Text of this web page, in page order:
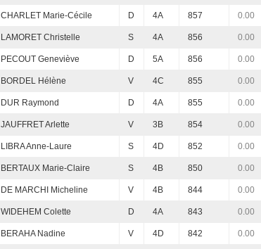
CHARLET Marie-Cécile D 4A 857 0.00
LAMORET Christelle S 4A 856 0.00
PECOUT Geneviève D 5A 856 0.00
BORDEL Hélène V 4C 855 0.00
DUR Raymond D 4A 855 0.00
JAUFFRET Arlette V 3B 854 0.00
LIBRA Anne-Laure S 4D 852 0.00
BERTAUX Marie-Claire S 4B 850 0.00
DE MARCHI Micheline V 4B 844 0.00
WIDEHEM Colette D 4A 843 0.00
BERAHA Nadine V 4D 842 0.00